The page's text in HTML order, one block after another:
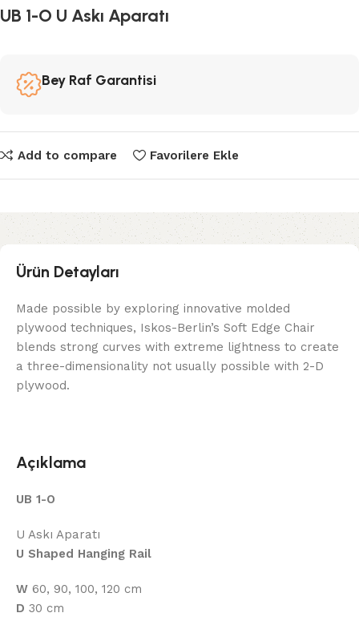
UB 1-O U Askı Aparatı
Bey Raf Garantisi
Add to compare Favorilere Ekle
Ürün Detayları
Made possible by exploring innovative molded
plywood techniques, Iskos-Berlin’s Soft Edge Chair
blends strong curves with extreme lightness to create
a three-dimensionality not usually possible with 2-D
plywood.
Açıklama
UB 1-O
U Askı Aparatı
U Shaped Hanging Rail
W 60, 90, 100, 120 cm
D 30 cm